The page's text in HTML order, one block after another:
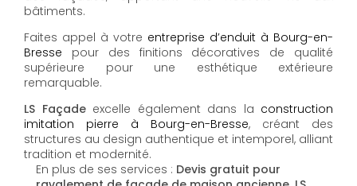
bâtiments.
Faites appel à votre entreprise d’enduit à Bourg-en-
Bresse pour des finitions décoratives de qualité
supérieure pour une esthétique extérieure
remarquable.
LS Façadeexcelle également dans la construction
imitation pierre à Bourg-en-Bresse, créant des
structures au design authentique et intemporel, alliant
tradition et modernité.
En plus de ses services : Devis gratuit pour